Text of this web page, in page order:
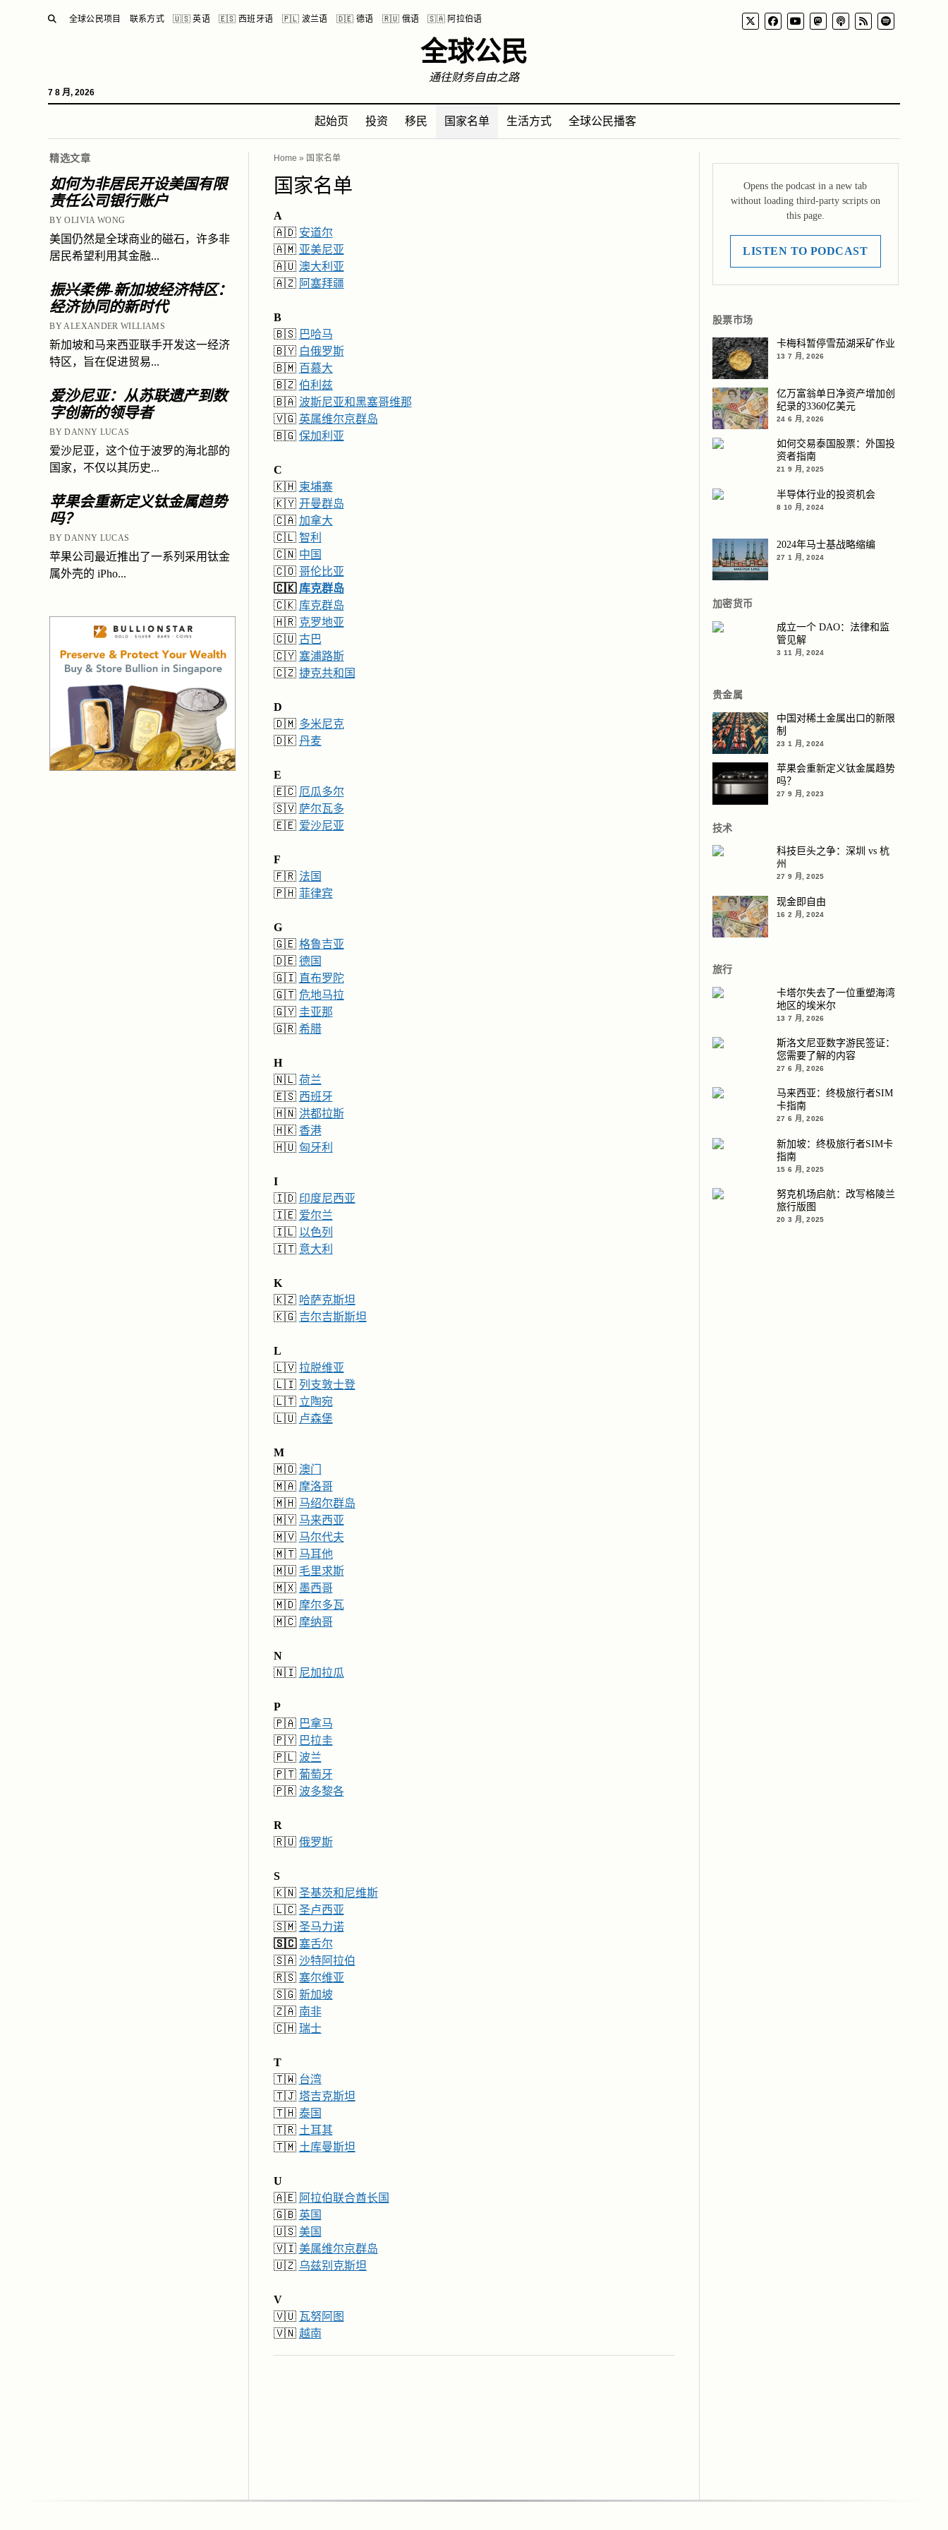
SEARCH
全球公民项目 联系方式 🇺🇸 英语 🇪🇸 西班牙语 🇵🇱 波兰语 🇩🇪 德语 🇷🇺 俄语 🇸🇦 阿拉伯语
全球公民
7 8 月, 2026
通往财务自由之路
起始页 投资 移民 国家名单 生活方式 全球公民播客
精选文章
如何为非居民开设美国有限
责任公司银行账户
BY OLIVIA WONG
美国仍然是全球商业的磁石，许多非
居民希望利用其金融...
振兴柔佛-新加坡经济特区：
经济协同的新时代
BY ALEXANDER WILLIAMS
新加坡和马来西亚联手开发这一经济
特区，旨在促进贸易...
爱沙尼亚：从苏联遗产到数
字创新的领导者
BY DANNY LUCAS
爱沙尼亚，这个位于波罗的海北部的
国家，不仅以其历史...
苹果会重新定义钛金属趋势
吗？
BY DANNY LUCAS
苹果公司最近推出了一系列采用钛金
属外壳的 iPho...
Home » 国家名单
国家名单
A
🇦🇩 安道尔
🇦🇲 亚美尼亚
🇦🇺 澳大利亚
🇦🇿 阿塞拜疆
B
🇧🇸 巴哈马
🇧🇾 白俄罗斯
🇧🇲 百慕大
🇧🇿 伯利兹
🇧🇦 波斯尼亚和黑塞哥维那
🇻🇬 英属维尔京群岛
🇧🇬 保加利亚
C
🇰🇭 柬埔寨
🇰🇾 开曼群岛
🇨🇦 加拿大
🇨🇱 智利
🇨🇳 中国
🇨🇴 哥伦比亚
🇨🇰 库克群岛
🇨🇰 库克群岛
🇭🇷 克罗地亚
🇨🇺 古巴
🇨🇾 塞浦路斯
🇨🇿 捷克共和国
D
🇩🇲 多米尼克
🇩🇰 丹麦
E
🇪🇨 厄瓜多尔
🇸🇻 萨尔瓦多
🇪🇪 爱沙尼亚
F
🇫🇷 法国
🇵🇭 菲律宾
G
🇬🇪 格鲁吉亚
🇩🇪 德国
🇬🇮 直布罗陀
🇬🇹 危地马拉
🇬🇾 圭亚那
🇬🇷 希腊
H
🇳🇱 荷兰
🇪🇸 西班牙
🇭🇳 洪都拉斯
🇭🇰 香港
🇭🇺 匈牙利
I
🇮🇩 印度尼西亚
🇮🇪 爱尔兰
🇮🇱 以色列
🇮🇹 意大利
K
🇰🇿 哈萨克斯坦
🇰🇬 吉尔吉斯斯坦
L
🇱🇻 拉脱维亚
🇱🇮 列支敦士登
🇱🇹 立陶宛
🇱🇺 卢森堡
M
🇲🇴 澳门
🇲🇦 摩洛哥
🇲🇭 马绍尔群岛
🇲🇾 马来西亚
🇲🇻 马尔代夫
🇲🇹 马耳他
🇲🇺 毛里求斯
🇲🇽 墨西哥
🇲🇩 摩尔多瓦
🇲🇨 摩纳哥
N
🇳🇮 尼加拉瓜
P
🇵🇦 巴拿马
🇵🇾 巴拉圭
🇵🇱 波兰
🇵🇹 葡萄牙
🇵🇷 波多黎各
R
🇷🇺 俄罗斯
S
🇰🇳 圣基茨和尼维斯
🇱🇨 圣卢西亚
🇸🇲 圣马力诺
🇸🇨 塞舌尔
🇸🇦 沙特阿拉伯
🇷🇸 塞尔维亚
🇸🇬 新加坡
🇿🇦 南非
🇨🇭 瑞士
T
🇹🇼 台湾
🇹🇯 塔吉克斯坦
🇹🇭 泰国
🇹🇷 土耳其
🇹🇲 土库曼斯坦
U
🇦🇪 阿拉伯联合酋长国
🇬🇧 英国
🇺🇸 美国
🇻🇮 美属维尔京群岛
🇺🇿 乌兹别克斯坦
V
🇻🇺 瓦努阿图
🇻🇳 越南
Opens the podcast in a new tab
without loading third-party scripts on
this page.
LISTEN TO PODCAST
股票市场
卡梅科暂停雪茄湖采矿作业
13 7 月, 2026
亿万富翁单日净资产增加创
纪录的3360亿美元
24 6 月, 2026
如何交易泰国股票：外国投
资者指南
21 9 月, 2025
半导体行业的投资机会
8 10 月, 2024
2024年马士基战略缩编
27 1 月, 2024
加密货币
成立一个 DAO：法律和监
管见解
3 11 月, 2024
贵金属
中国对稀土金属出口的新限
制
23 1 月, 2024
苹果会重新定义钛金属趋势
吗？
27 9 月, 2023
技术
科技巨头之争：深圳 vs 杭
州
27 9 月, 2025
现金即自由
16 2 月, 2024
旅行
卡塔尔失去了一位重塑海湾
地区的埃米尔
13 7 月, 2026
斯洛文尼亚数字游民签证：
您需要了解的内容
27 6 月, 2026
马来西亚：终极旅行者SIM
卡指南
27 6 月, 2026
新加坡：终极旅行者SIM卡
指南
15 6 月, 2025
努克机场启航：改写格陵兰
旅行版图
20 3 月, 2025